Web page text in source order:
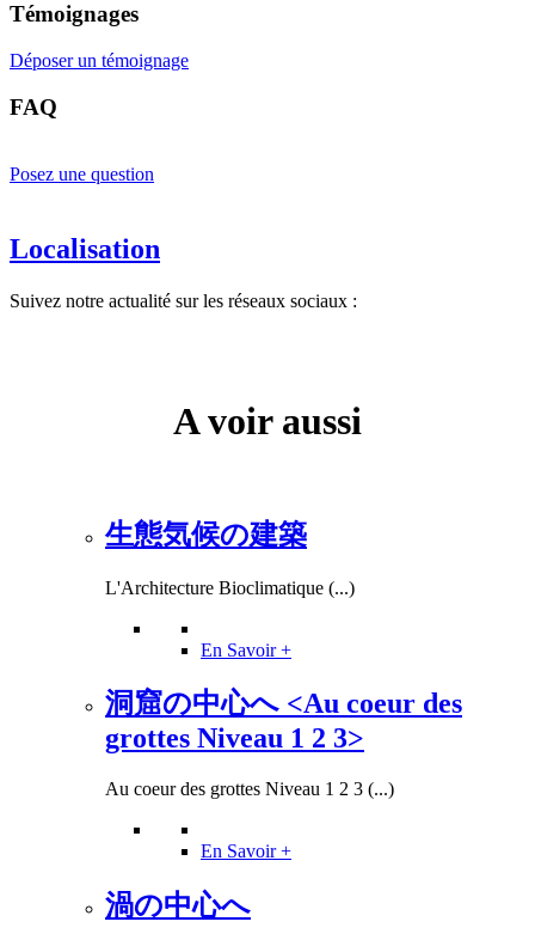
Témoignages
Déposer un témoignage
FAQ
Posez une question
Localisation
Suivez notre actualité sur les réseaux sociaux :
A voir aussi
生態気候の建築
L'Architecture Bioclimatique (...)
En Savoir +
洞窟の中心へ <Au coeur des
grottes Niveau 1 2 3>
Au coeur des grottes Niveau 1 2 3 (...)
En Savoir +
渦の中心へ